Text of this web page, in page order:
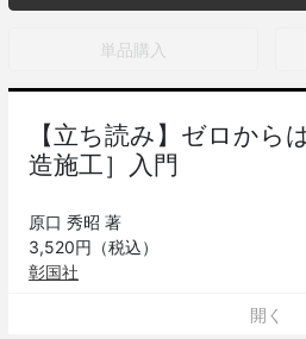
単品購入
【立ち読み】ゼロから
造施工］入門
原口 秀昭 著
3,520円（税込）
彰国社
S造は、木造、RC造とならび代表的
開く